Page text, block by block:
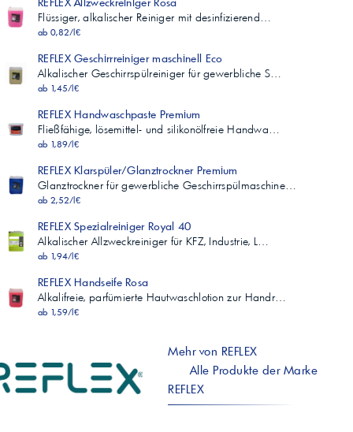
Flüssiger, alkalischer Reiniger mit desinfizierend…
ab 0,82/l€
REFLEX Geschirrreiniger maschinell Eco
Alkalischer Geschirrspülreiniger für gewerbliche S…
ab 1,45/l€
REFLEX Handwaschpaste Premium
Fließfähige, lösemittel- und silikonölfreie Handwa…
ab 1,89/l€
REFLEX Klarspüler/Glanztrockner Premium
Glanztrockner für gewerbliche Geschirrspülmaschine…
ab 2,52/l€
REFLEX Spezialreiniger Royal 40
Alkalischer Allzweckreiniger für KFZ, Industrie, L…
ab 1,94/l€
REFLEX Handseife Rosa
Alkalifreie, parfümierte Hautwaschlotion zur Handr…
ab 1,59/l€
Mehr von REFLEX
Alle Produkte der Marke
REFLEX